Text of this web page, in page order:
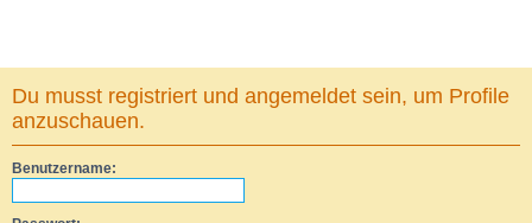
Du musst registriert und angemeldet sein, um Profile
anzuschauen.
Benutzername: